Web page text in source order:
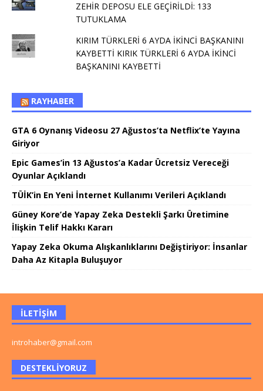
ZEHİR DEPOSU ELE GEÇİRİLDİ: 133
TUTUKLAMA
KIRIM TÜRKLERİ 6 AYDA İKİNCİ BAŞKANINI
KAYBETTİ KIRIK TÜRKLERİ 6 AYDA İKİNCİ
BAŞKANINI KAYBETTİ
RAYHABER
GTA 6 Oynanış Videosu 27 Ağustos’ta Netflix’te Yayına
Giriyor
Epic Games’in 13 Ağustos’a Kadar Ücretsiz Vereceği
Oyunlar Açıklandı
TÜİK’in En Yeni İnternet Kullanımı Verileri Açıklandı
Güney Kore’de Yapay Zeka Destekli Şarkı Üretimine
İlişkin Telif Hakkı Kararı
Yapay Zeka Okuma Alışkanlıklarını Değiştiriyor: İnsanlar
Daha Az Kitapla Buluşuyor
İLETIŞIM
introhaber@gmail.com
DESTEKLIYORUZ